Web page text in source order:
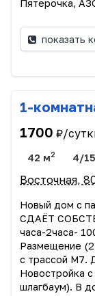
Пятерочка,
показать
1-
1700 ₽/
42 м2 4/
Восточная,
Новый дом с
СДАЁТ
часа-2часа-
Размещение
с трассой М7.
Новостройка
шлагбаум). В